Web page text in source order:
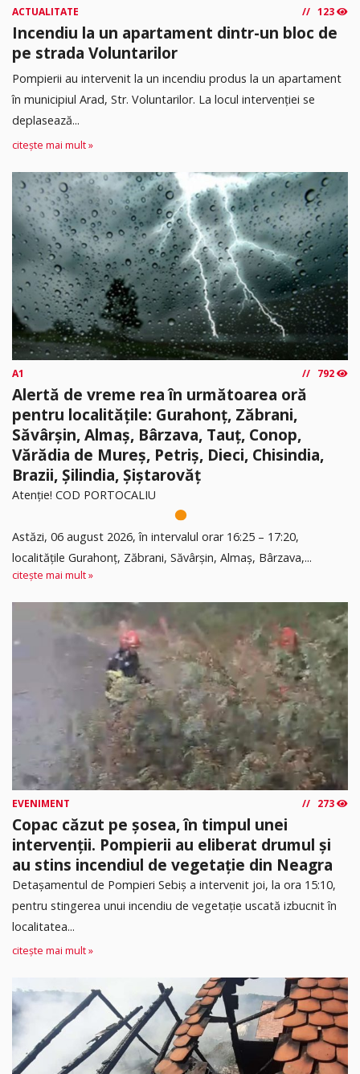
ACTUALITATE 123
Incendiu la un apartament dintr-un bloc de
pe strada Voluntarilor
Pompierii au intervenit la un incendiu produs la un apartament
în municipiul Arad, Str. Voluntarilor. La locul intervenției se
deplasează...
citește mai mult »
A1 792
Alertă de vreme rea în următoarea oră
pentru localitățile: Gurahonț, Zăbrani,
Săvârșin, Almaș, Bârzava, Tauț, Conop,
Vărădia de Mureș, Petriș, Dieci, Chisindia,
Brazii, Șilindia, Șiștarovăț
Atenție! COD PORTOCALIU
Astăzi, 06 august 2026, în intervalul orar 16:25 – 17:20,
localitățile Gurahonț, Zăbrani, Săvârșin, Almaș, Bârzava,...
citește mai mult »
EVENIMENT 273
Copac căzut pe șosea, în timpul unei
intervenții. Pompierii au eliberat drumul și
au stins incendiul de vegetație din Neagra
Detașamentul de Pompieri Sebiș a intervenit joi, la ora 15:10,
pentru stingerea unui incendiu de vegetație uscată izbucnit în
localitatea...
citește mai mult »